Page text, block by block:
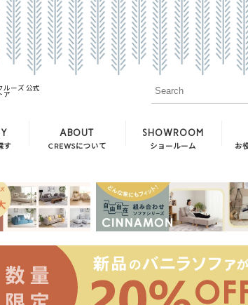
ルーズ 公式
ア
す
ABOUT
CREWSについて
SHOWROOM
ショールーム お
お
類
ソ
お